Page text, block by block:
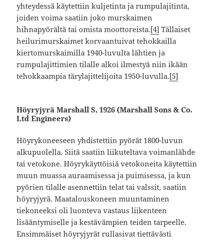
yhteydessä käytettiin kuljetinta ja rumpulajitinta,
joiden voima saatiin joko murskaimen
hihnapyörältä tai omista moottoreista.[4] Tällaiset
heilurimurskaimet korvaantuivat tehokkailla
kiertomurskaimilla 1940-luvulta lähtien ja
rumpulajittimien tilalle alkoi ilmestyä niin ikään
tehokkaampia tärylajittelijoita 1950-luvulla.[5]
Höyryjyrä Marshall S, 1926 (Marshall Sons & Co.
Ltd Engineers)
Höyrykoneeseen yhdistettiin pyörät 1800-luvun
alkupuolella. Siitä saatiin liikuteltava voimanlähde
tai vetokone. Höyrykäyttöisiä vetokoneita käytettiin
muun muassa auraamisessa ja puimisessa, ja kun
pyörien tilalle asennettiin telat tai valssit, saatiin
höyryjyrä. Maatalouskoneen muuntaminen
tiekoneeksi oli luonteva vastaus liikenteen
lisääntymiselle ja kestävämpien teiden tarpeelle.
Ensimmäiset höyryjyrät rullasivat tiettävästi